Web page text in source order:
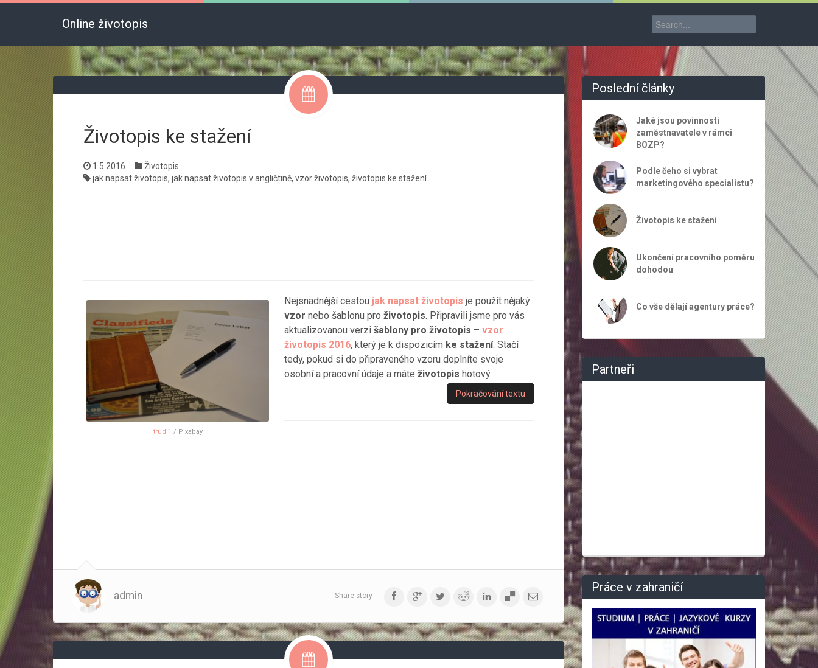
Online životopis
Životopis ke stažení
1.5.2016
Životopis
jak napsat životopis, jak napsat životopis v angličtině, vzor životopis, životopis ke stažení
trudi1 / Pixabay
Nejsnadnější cestou jak napsat životopis je použít nějaký
vzor nebo šablonu pro životopis. Připravili jsme pro vás
aktualizovanou verzi šablony pro životopis – vzor
životopis 2016, který je k dispozicím ke stažení. Stačí
tedy, pokud si do připraveného vzoru doplníte svoje
osobní a pracovní údaje a máte životopis hotový.
Pokračování textu
admin Share story
Poslední články
Jaké jsou povinnosti
zaměstnavatele v rámci
BOZP?
Podle čeho si vybrat
marketingového specialistu?
Životopis ke stažení
Ukončení pracovního poměru
dohodou
Co vše dělají agentury práce?
Partneři
Práce v zahraničí